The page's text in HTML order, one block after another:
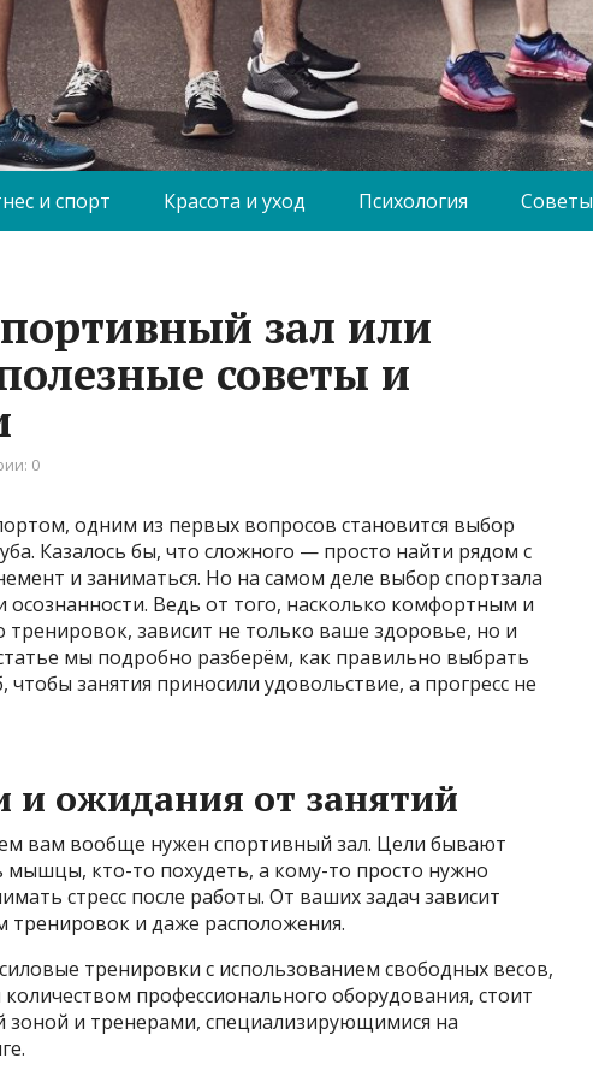
и спорт Красота и уход Психология Советы
зал или
советы и
0
одним из первых вопросов становится выбор
Казалось бы, что сложного — просто найти рядом с
и заниматься. Но на самом деле выбор спортзала
осознанности. Ведь от того, насколько комфортным и
тренировок, зависит не только ваше здоровье, но и
мы подробно разберём, как правильно выбрать
занятия приносили удовольствие, а прогресс не
и ожидания от занятий
вам вообще нужен спортивный зал. Цели бывают
мышцы, кто-то похудеть, а кому-то просто нужно
стресс после работы. От ваших задач зависит
тренировок и даже расположения.
тренировки с использованием свободных весов,
профессионального оборудования, стоит
зоной и тренерами, специализирующимися на